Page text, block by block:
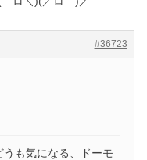
#36723
も気になる、ドーモ